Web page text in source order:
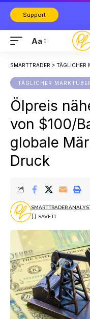
Support
Aa
SMARTTRADER > TÄGLICHER
TÄGLICHER
Ölpreis
von $100/
globale
Druck
SMARTTRADER